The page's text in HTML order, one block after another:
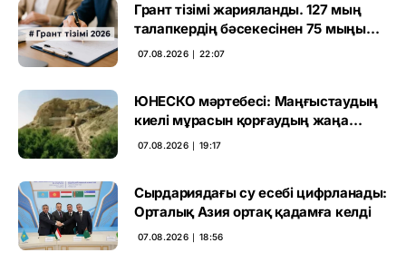
Грант тізімі жарияланды. 127 мың
талапкердің бәсекесінен 75 мыңы
өтті
07.08.2026 ∣ 22:07
ЮНЕСКО мәртебесі: Маңғыстаудың
киелі мұрасын қорғаудың жаңа
кезеңі басталды
07.08.2026 ∣ 19:17
Сырдариядағы су есебі цифрланады:
Орталық Азия ортақ қадамға келді
07.08.2026 ∣ 18:56